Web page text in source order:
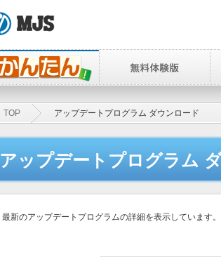
TOP アップデートプログラム ダウンロード
アップデートプログラム
最新のアップデートプログラムの詳細を表示しています